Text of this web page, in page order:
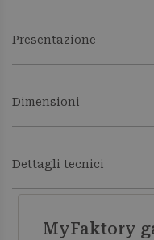
Presentazione
Dimensioni
Dettagli tecnici
MyFaktory